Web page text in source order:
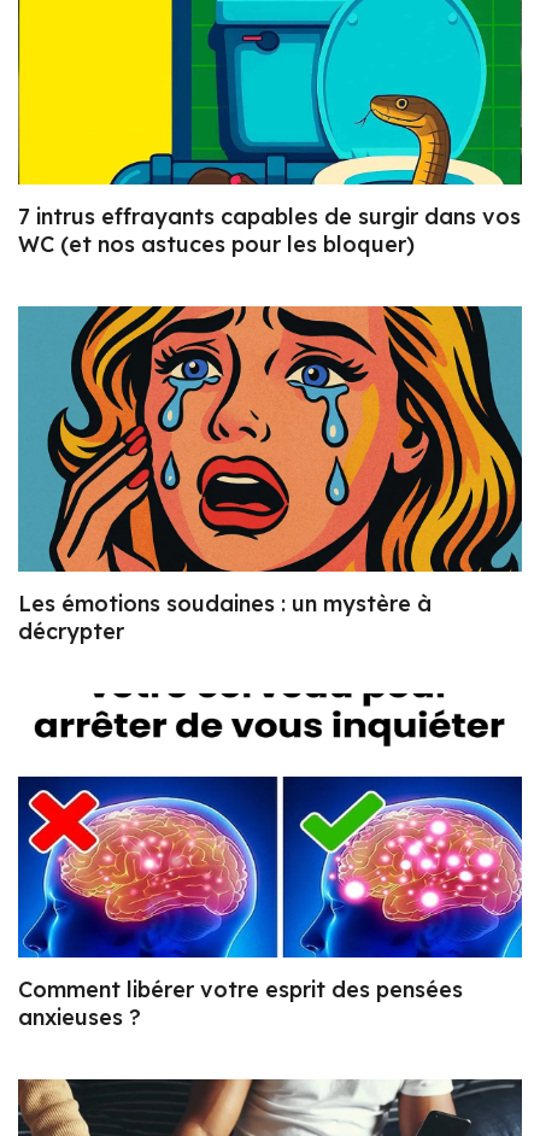
7 intrus effrayants capables de surgir dans vos
WC (et nos astuces pour les bloquer)
Les émotions soudaines : un mystère à
décrypter
Comment libérer votre esprit des pensées
anxieuses ?